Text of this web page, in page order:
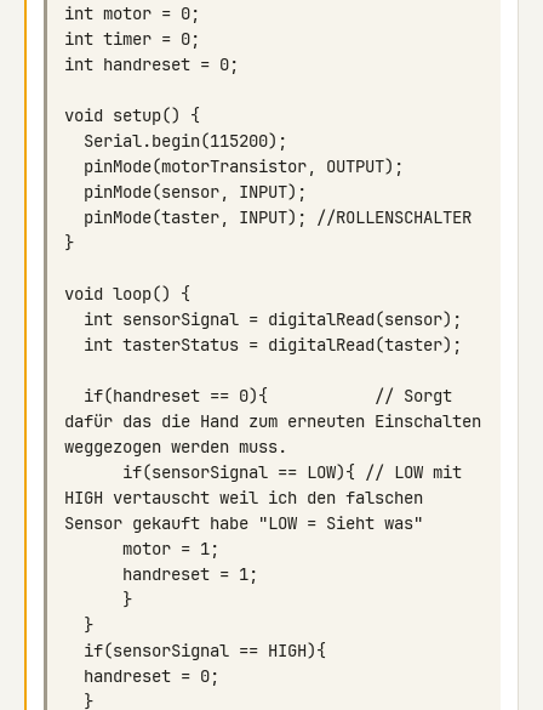
dafür das die Hand zum erneuten Einschalten
HIGH vertauscht weil ich den falschen